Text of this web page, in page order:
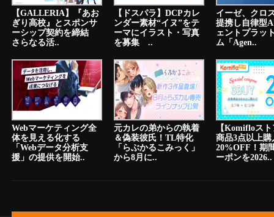
【GALLERIA】『あお
ぎり高校』とスポンサ
ーシップ契約を締結
さらなる活..
【ドスパラ】DCPカレ
ンダー素材“イヌ”をテ
ーマにイラスト・写真
を募集 ..
イーゼ、クロ
提携し自律型
ェントプラッ
ム「Agen..
Webマーケティング全
体を見える化する
「Webデータ分析支
援」の提供を開始..
元カレの弟からの執着
＆偽装彼氏！TL特化
「らぶかるこみっく」
から8月に..
【Komifloス
商品3点以上購
20%OFF！期
ーポンを2026..